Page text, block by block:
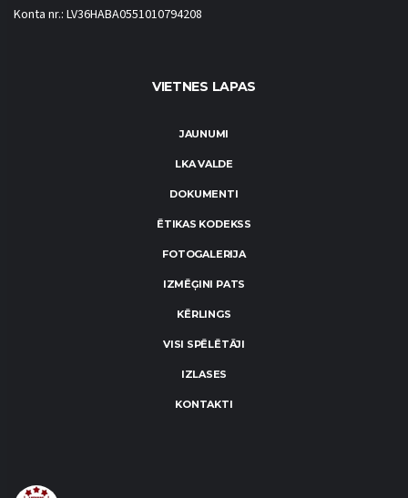
Konta nr.: LV36HABA0551010794208
VIETNES LAPAS
JAUNUMI
LKA VALDE
DOKUMENTI
ĒTIKAS KODEKSS
FOTOGALERIJA
IZMĒĢINI PATS
KĒRLINGS
VISI SPĒLĒTĀJI
IZLASES
KONTAKTI